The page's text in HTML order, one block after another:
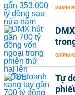
DOANH
CHỨNG
Tự